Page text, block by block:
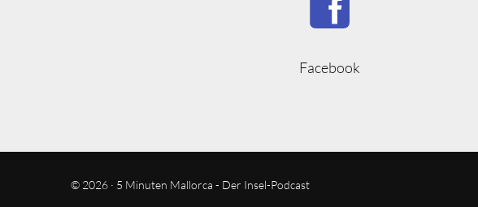
Facebook
© 2026 · 5 Minuten Mallorca - Der Insel-Podcast